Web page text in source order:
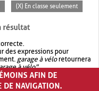
(X) En classe seulement
résultat
des expressions pour
garage à véloretournera
à vélo".
avec OR.garage OR vélo
quegarage à vélo
AFIN DE
DE NAVIGATION.